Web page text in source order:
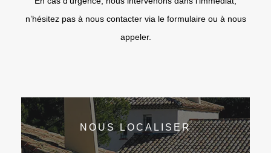
n’hésitez pas à nous contacter via le formulaire ou à nous
appeler.
NOUS LOCALISER